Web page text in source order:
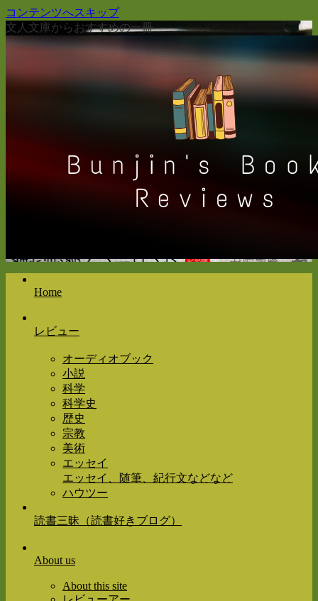
コンテンツへスキップ
文人文庫からおすすめの一冊
Home
レビュー
オーディオブック
小説
科学
科学史
歴史
宗教
美術
エッセイ
エッセイ、随筆、紀行文などなど
ハウツー
読書三昧（読書好きブログ）
About us
About this site